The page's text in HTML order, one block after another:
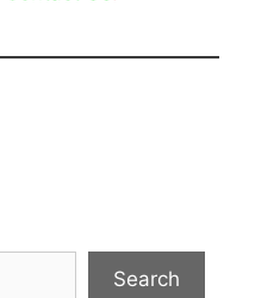
Search